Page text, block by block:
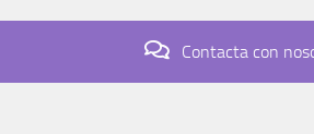
Contacta con